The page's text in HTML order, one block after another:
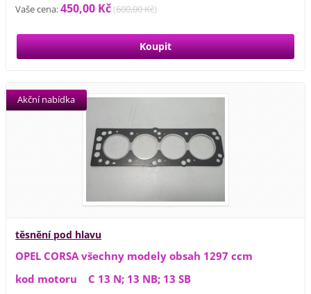
Vaše cena:450,00 Kč(600,00 Kč)
těsnění pod hlavu
Akční nabídka
OPEL CORSA všechny modely obsah 1297 ccm
kod motoru C 13 N; 13 NB; 13 SB